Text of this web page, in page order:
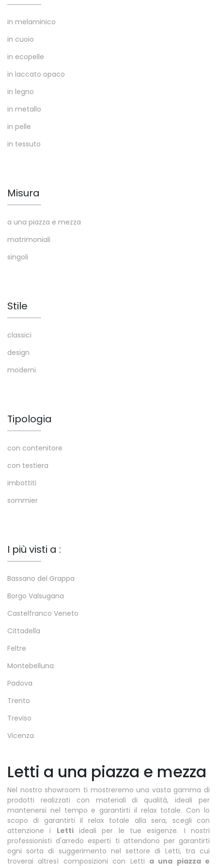
in melaminico
in cuoio
in ecopelle
in laccato opaco
in legno
in metallo
in pelle
in tessuto
Misura
a una piazza e mezza
matrimoniali
singoli
Stile
classici
design
moderni
Tipologia
con contenitore
con testiera
imbottiti
sommier
I più visti a :
Bassano del Grappa
Borgo Valsugana
Castelfranco Veneto
Cittadella
Feltre
Montebelluna
Padova
Trento
Treviso
Vicenza
Letti a una piazza e mezza
Nel nostro showroom ti mostreremo una vasta gamma di
prodotti realizzati con materiali di qualità, ideali per
mantenersi nel tempo e garantirti il relax totale. Con lo
scopo di garantirti il relax totale alla sera, scegli con
attenzione i Lettiideali per le tue esigenze. I nostri
professionisti d'arredo esperti ti attendono per garantirti
ogni sorta di suggerimento nel settore di Letti, tra cui
troverai altresì composizioni con Letti a una piazza e